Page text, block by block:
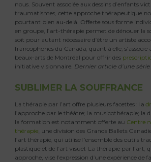
nous. Souvent associée aux dessins d’enfants
traumatismes, cette approche thérapeutique
pourtant bien au-delà. Offerte sous forme
en groupe, l’art-thérapie permet de dénouer la
soit pour autant nécessaire d’être un artiste
francophones du Canada, quant à elle, s’associe
beaux-arts de Montréal pour offrir des
initiative visionnaire. Dernier article d’une
SUBLIMER LA SOUFFRANCE
La thérapie par l’art offre plusieurs facettes : la
l’approche par le théâtre; la musicothérapie; la
la formation est notamment offerte au Centre
thérapie, une division des Grands Ballets
l’art thérapie, qui utilise l’ensemble des outils
plastique et de l’art visuel. La thérapie par l’art,
approche, vise l’expression d’une expérience de